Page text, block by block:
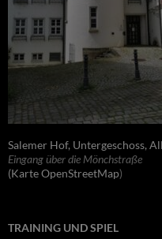
Salemer Hof, Untergeschoss,
Eingang über die Mönchstraße
(Karte OpenStreetMap)
TRAINING UND SPIEL